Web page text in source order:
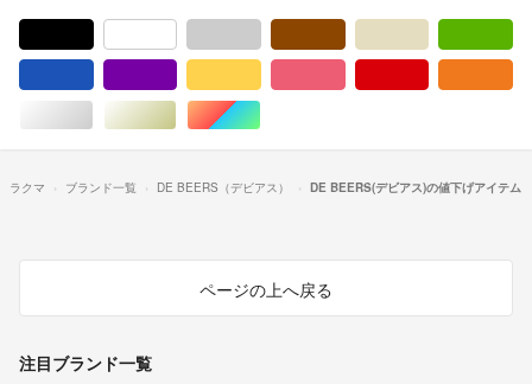
シルバー/銀色系ゴールド/金色系マルチカラー
ラクマ ブランド一覧 DE BEERS（デビアス） DE BEERS(デビアス)の値下げアイテム
ページの上へ戻る
注目ブランド一覧